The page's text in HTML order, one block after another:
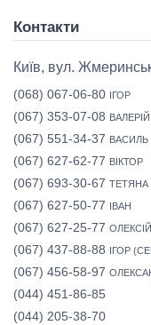
Контакти
Київ, вул.
(068) 067-06-80 ІГОР
(067) 353-07-08 ВАЛЕРІЙ
(067) 551-34-37 ВАСИЛЬ
(067) 627-62-77 ВІКТОР
(067) 693-30-67 ТЕТЯНА
(067) 627-50-77 ІВАН
(067) 627-25-77 ОЛЕКСІЙ
(067) 437-88-88 ІГОР
(067) 456-58-97
(044) 451-86-85
(044) 205-38-70